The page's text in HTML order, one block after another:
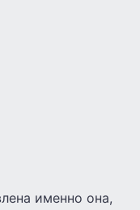
именно она,